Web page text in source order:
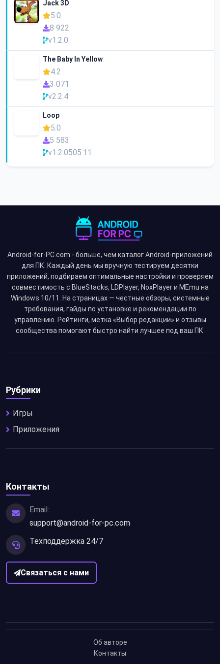
Jack 3D
5.0
8 922
v1.2.0
The Baby In Yellow
4.2
3 071
v2.2.4
Loop
5.0
5 583
v1.2.0505.11
Android-for-PC.com - больше, чем каталог Android-приложений
для ПК. Каждый день мы вручную тестируем десятки
приложений, подбираем оптимальные настройки и проверяем
совместимость с BlueStacks, LDPlayer, NoxPlayer и MEmu на
Windows 10/11. На страницах — честные обзоры, системные
требования, гайды по установке и рекомендации по
управлению. Рейтинги, метка «Выбор редакции» и отзывы
сообщества помогают быстро найти лучшее под ваш ПК.
Рубрики
Игры
Приложения
Контакты
Email:
support@android-for-pc.com
Техподдержка 24/7
Связаться с нами
Об авторе
Контакты